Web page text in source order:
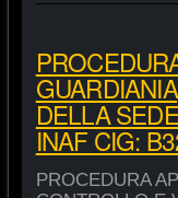
DELLA
INAF CIG:
PROCEDURA